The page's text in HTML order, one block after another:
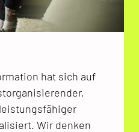
hat sich auf
Wir denken